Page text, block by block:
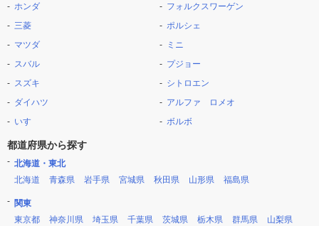
ホンダ
三菱
マツダ
スバル
スズキ
ダイハツ
いすゞ
フォルクスワーゲン
ポルシェ
ミニ
プジョー
シトロエン
アルファ ロメオ
ボルボ
都道府県から探す
北海道・東北
北海道
青森県 岩手県 宮城県 秋田県 山形県 福島県
関東
東京都
神奈川県 埼玉県 千葉県 茨城県 栃木県 群馬県 山梨県